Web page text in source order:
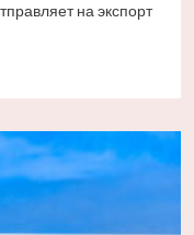
на экспорт